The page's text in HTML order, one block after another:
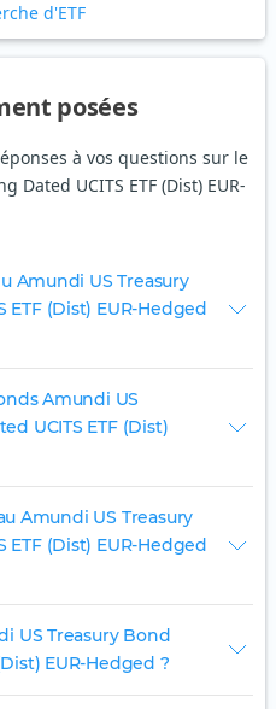
d'ETF
posées
à vos questions sur le
Dated UCITS ETF (Dist) EUR-
Amundi US Treasury
ETF (Dist) EUR-Hedged
Amundi US
UCITS ETF (Dist)
Amundi US Treasury
ETF (Dist) EUR-Hedged
US Treasury Bond
EUR-Hedged ?